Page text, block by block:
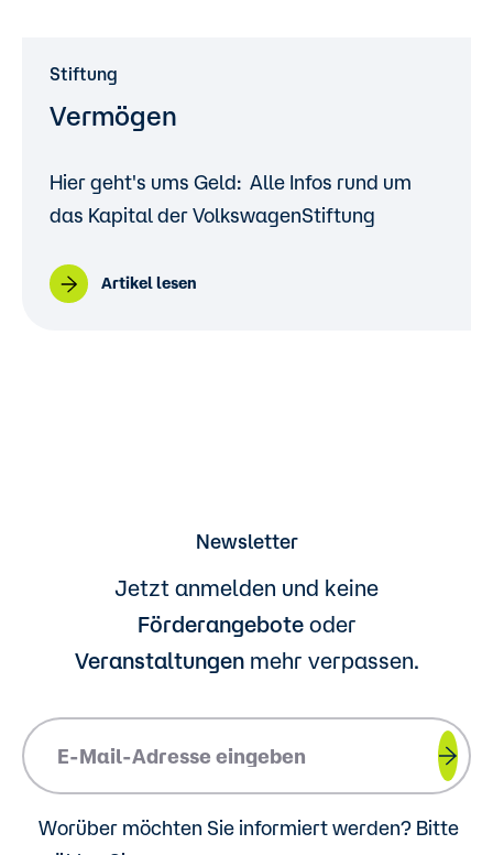
Stiftung
Vermögen
Hier geht's ums Geld: Alle Infos rund um
das Kapital der VolkswagenStiftung
Artikel lesen
Newsletter
Jetzt anmelden und keine
Förderangebote oder
Veranstaltungen mehr verpassen.
Worüber möchten Sie informiert werden? Bitte